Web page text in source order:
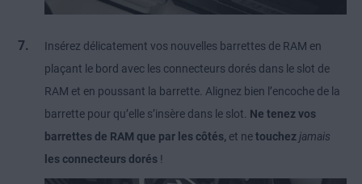
Insérez délicatement vos nouvelles barrettes de RAM en
plaçant le bord avec les connecteurs dorés dans le slot de
RAM et en poussant la barrette. Alignez bien l’encoche de la
barrette pour qu’elle s’insère dans le slot. Ne tenez vos
barrettes de RAM que par les côtés, et netouchezjamais
les connecteurs dorés !